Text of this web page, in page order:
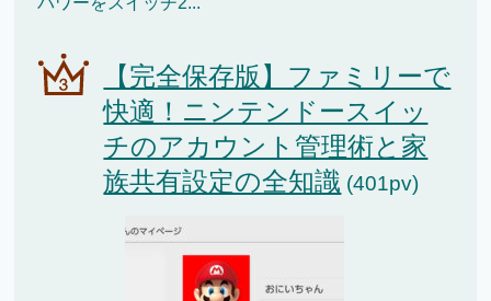
【完全保存版】ファミリーで
快適！ニンテンドースイッ
チのアカウント管理術と家
族共有設定の全知識 (401pv)